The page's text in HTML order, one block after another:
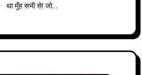
था मुँह सभी से! जो…